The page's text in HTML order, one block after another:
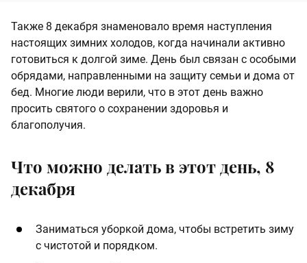
Также 8 декабря знаменовало время наступления
настоящих зимних холодов, когда начинали активно
готовиться к долгой зиме. День был связан с особыми
обрядами, направленными на защиту семьи и дома от
бед. Многие люди верили, что в этот день важно
просить святого о сохранении здоровья и
благополучия.
Что можно делать в этот день, 8
декабря
Заниматься уборкой дома, чтобы встретить зиму
с чистотой и порядком.